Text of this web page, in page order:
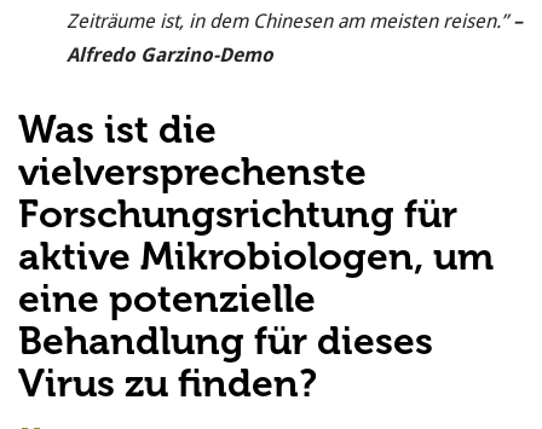
Zeiträume ist, in dem Chinesen am meisten reisen.”–
Alfredo Garzino-Demo
Was ist die
vielversprechenste
Forschungsrichtung für
aktive Mikrobiologen, um
eine potenzielle
Behandlung für dieses
Virus zu finden?